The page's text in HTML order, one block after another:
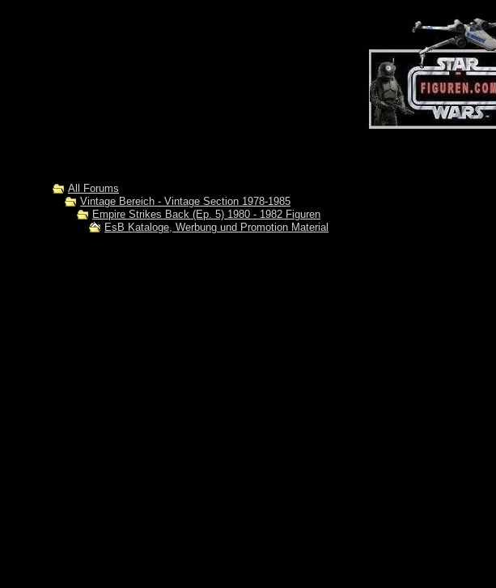
All Forums
Vintage Bereich - Vintage Section 1978-1985
Empire Strikes Back (Ep. 5) 1980 - 1982 Figuren
EsB Kataloge, Werbung und Promotion Material